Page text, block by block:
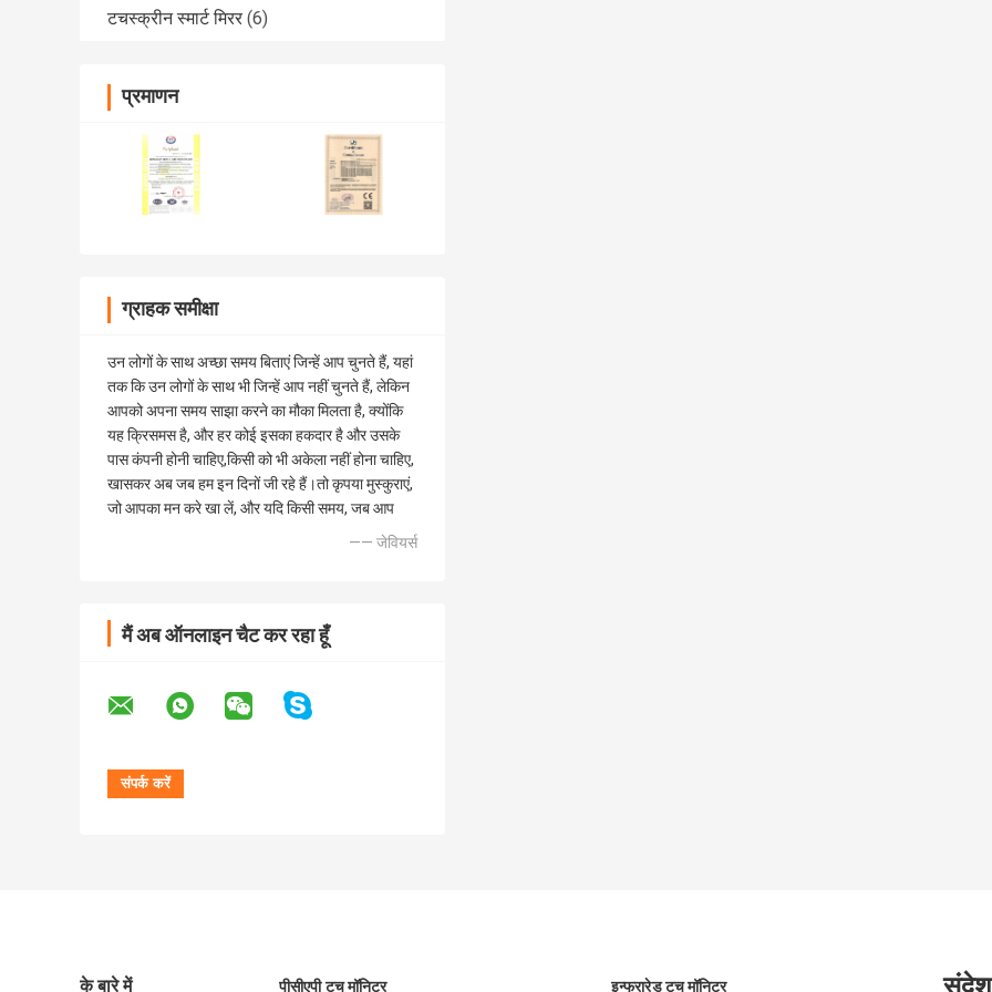
टचस्क्रीन स्मार्ट मिरर (6)
प्रमाणन
ग्राहक समीक्षा
उन लोगों के साथ अच्छा समय बिताएं जिन्हें आप चुनते हैं, यहां
तक ​​कि उन लोगों के साथ भी जिन्हें आप नहीं चुनते हैं, लेकिन
आपको अपना समय साझा करने का मौका मिलता है, क्योंकि
यह क्रिसमस है, और हर कोई इसका हकदार है और उसके
पास कंपनी होनी चाहिए,किसी को भी अकेला नहीं होना चाहिए,
खासकर अब जब हम इन दिनों जी रहे हैं।तो कृपया मुस्कुराएं,
जो आपका मन करे खा लें, और यदि किसी समय, जब आप
—— जेवियर्स
मैं अब ऑनलाइन चैट कर रहा हूँ
के बारे में पीसीएपी टच मॉनिटर इन्फ्रारेड टच मॉनिटर